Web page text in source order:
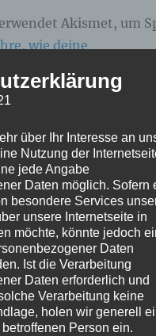
Akismet, um
wie deine
IN
über Ihr Interesse an
Nutzung der
jede Angabe
Daten möglich. Sofern
besondere Services
unsere Internetseite in
möchte, könnte jedoch
Daten
Ist die Verarbeitung
Daten erforderlich und
Verarbeitung keine
holen wir generell
Person ein.